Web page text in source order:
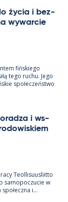
życia i bez­
wywarcie
fińs­kiego
tego ruchu. Jego
społeczeństwo
i ws­
Teol­li­suus­liitto
sa­mo­poczucie w
i...